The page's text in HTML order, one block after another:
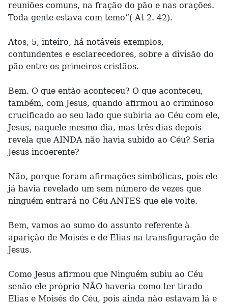
reuniões comuns, na fração do pão e nas orações.
Toda gente estava com temo”( At 2. 42).
Atos, 5, inteiro, há notáveis exemplos,
contundentes e esclarecedores, sobre a divisão do
pão entre os primeiros cristãos.
Bem. O que então aconteceu? O que aconteceu,
também, com Jesus, quando afirmou ao criminoso
crucificado ao seu lado que subiria ao Céu com ele,
Jesus, naquele mesmo dia, mas três dias depois
revela que AINDA não havia subido ao Céu? Seria
Jesus incoerente?
Não, porque foram afirmações simbólicas, pois ele
já havia revelado um sem número de vezes que
ninguém entrará no Céu ANTES que ele volte.
Bem, vamos ao sumo do assunto referente à
aparição de Moisés e de Elias na transfiguração de
Jesus.
Como Jesus afirmou que Ninguém subiu ao Céu
senão ele próprio NÃO haveria como ter tirado
Elias e Moisés do Céu, pois ainda não estavam lá e